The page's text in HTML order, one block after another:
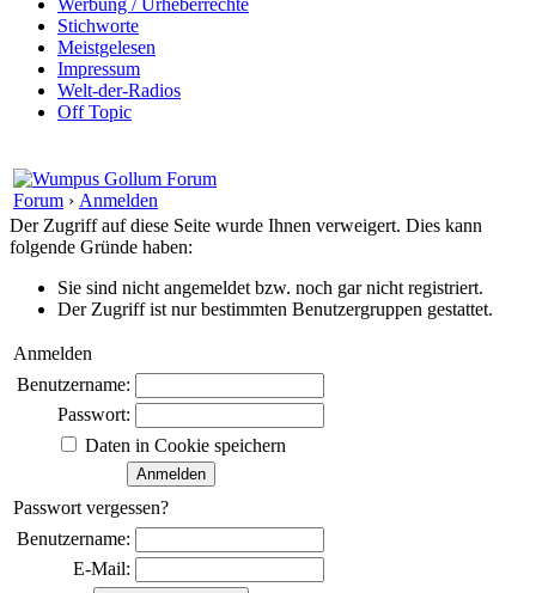
Werbung / Urheberrechte
Stichworte
Meistgelesen
Impressum
Welt-der-Radios
Off Topic
Forum › Anmelden
Der Zugriff auf diese Seite wurde Ihnen verweigert. Dies kann
folgende Gründe haben:
Sie sind nicht angemeldet bzw. noch gar nicht registriert.
Der Zugriff ist nur bestimmten Benutzergruppen gestattet.
Anmelden
Benutzername:
Passwort:
Daten in Cookie speichern
Passwort vergessen?
Benutzername:
E-Mail: